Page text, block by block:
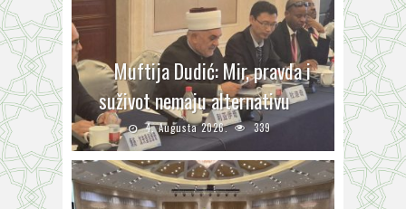
Muftija Dudić: Mir, pravda i
suživot nemaju alternativu
4. Augusta 2026. 339